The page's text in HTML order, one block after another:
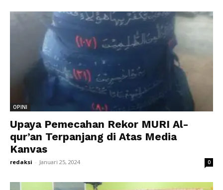
OPINI
Upaya Pemecahan Rekor MURI Al-
qur’an Terpanjang di Atas Media
Kanvas
redaksi - Januari 25, 2024 0